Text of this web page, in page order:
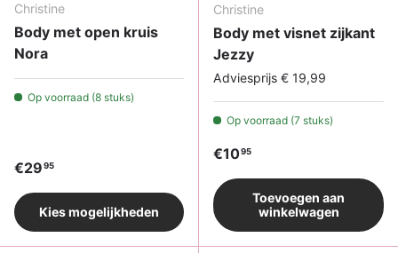
Christine
Body met open kruis
Nora
Op voorraad (8 stuks)
Reguliere prijs
€2995
Kies mogelijkheden
Christine
Body met visnet zijkant
Jezzy
Adviesprijs € 19,99
Op voorraad (7 stuks)
Reguliere prijs
€1095
Toevoegen aan
winkelwagen